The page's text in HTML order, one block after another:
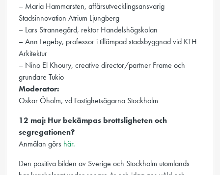
– Maria Hammarsten, affärsutvecklingsansvarig
Stadsinnovation Atrium Ljungberg
– Lars Strannegård, rektor Handelshögskolan
– Ann Legeby, professor i tillämpad stadsbyggnad vid KTH
Arkitektur
– Nino El Khoury, creative director/partner Frame och
grundare Tukio
Moderator:
Oskar Öholm, vd Fastighetsägarna Stockholm
12 maj: Hur bekämpas brottsligheten och
segregationen?
Anmälan görs här.
Den positiva bilden av Sverige och Stockholm utomlands